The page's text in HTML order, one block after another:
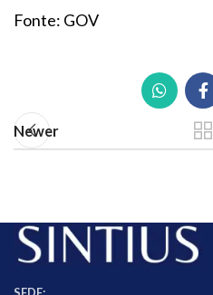
Fonte: GOV
Newer
SEDE: